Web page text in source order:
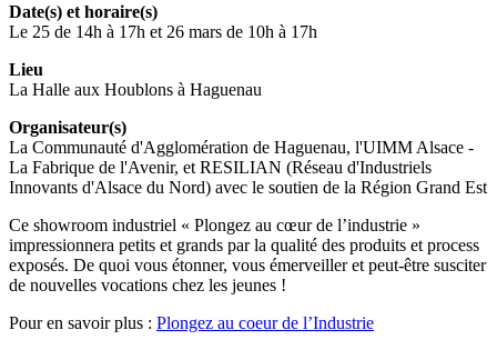
Date(s) et horaire(s)
Le 25 de 14h à 17h et 26 mars de 10h à 17h
Lieu
La Halle aux Houblons à Haguenau
Organisateur(s)
La Communauté d'Agglomération de Haguenau, l'UIMM Alsace -
La Fabrique de l'Avenir, et RESILIAN (Réseau d'Industriels
Innovants d'Alsace du Nord) avec le soutien de la Région Grand Est
Ce showroom industriel « Plongez au cœur de l’industrie »
impressionnera petits et grands par la qualité des produits et process
exposés. De quoi vous étonner, vous émerveiller et peut-être susciter
de nouvelles vocations chez les jeunes !
Pour en savoir plus : Plongez au coeur de l’Industrie